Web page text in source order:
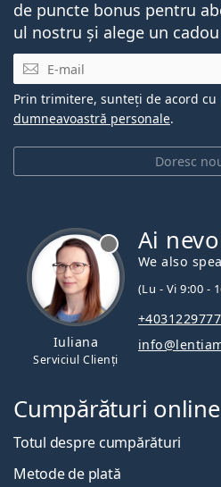
de puncte bonus pentru
ul nostru și alege un
E-mail
Doresc
Prin trimitere, sunteți de acord cu
dumneavoastră personale.
Iuliana
Serviciul Clienți
Ai
We also
(Lu - Vi 9:00 -
Cumpărături online
Totul despre cumpărături
Metode de plată